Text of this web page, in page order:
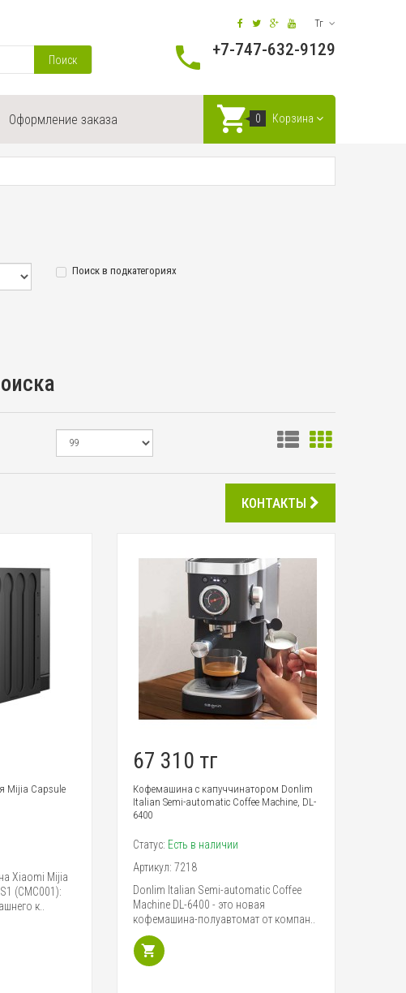
Тг
Поиск
+7-747-632-9129
Оформление заказа 0 Корзина
Поиск в подкатегориях
КОНТАКТЫ
Mijia Capsule
Xiaomi Mijia
(CMC001):
к..
67 310 тг
Кофемашина с капуччинатором Donlim
Italian Semi-automatic Coffee Machine, DL-
6400
Статус: Есть в наличии
Артикул: 7218
Donlim Italian Semi-automatic Coffee
Machine DL-6400 - это новая
кофемашина-полуавтомат от компан..